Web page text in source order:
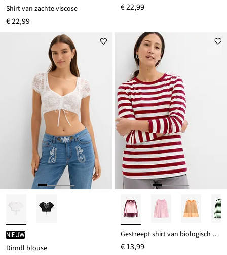
Shirt van zachte viscose
€ 22,99
€ 22,99
Nieuw
Dirndl blouse
Gestreept shirt van biologisch katoen
€ 13,99